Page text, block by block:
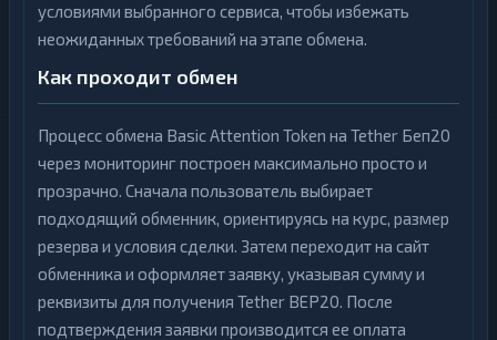
условиями выбранного сервиса, чтобы избежать
неожиданных требований на этапе обмена.
Как проходит обмен
Процесс обмена Basic Attention Token на Tether Беп20
через мониторинг построен максимально просто и
прозрачно. Сначала пользователь выбирает
подходящий обменник, ориентируясь на курс, размер
резерва и условия сделки. Затем переходит на сайт
обменника и оформляет заявку, указывая сумму и
реквизиты для получения Tether BEP20. После
подтверждения заявки производится ее оплата